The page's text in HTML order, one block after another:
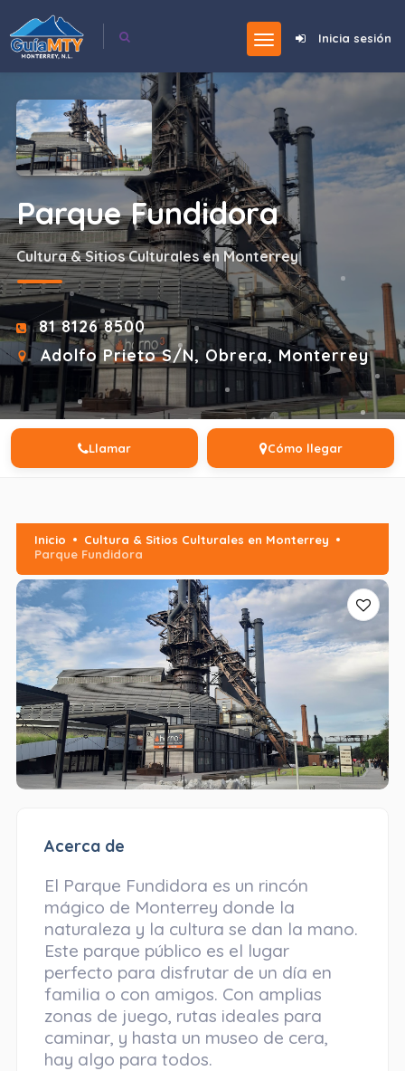
Inicia sesión
Parque Fundidora
Cultura & Sitios Culturales en Monterrey
81 8126 8500
Adolfo Prieto S/N, Obrera, Monterrey
Llamar Cómo llegar
Inicio
Cultura & Sitios Culturales en Monterrey
Parque Fundidora
Acerca de
El Parque Fundidora es un rincón
mágico de Monterrey donde la
naturaleza y la cultura se dan la mano.
Este parque público es el lugar
perfecto para disfrutar de un día en
familia o con amigos. Con amplias
zonas de juego, rutas ideales para
caminar, y hasta un museo de cera,
hay algo para todos.